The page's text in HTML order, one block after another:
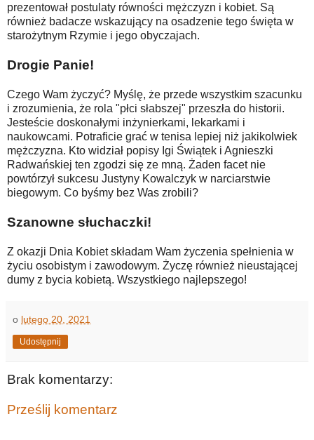
prezentował postulaty równości mężczyzn i kobiet. Są
również badacze wskazujący na osadzenie tego święta w
starożytnym Rzymie i jego obyczajach.
Drogie Panie!
Czego Wam życzyć? Myślę, że przede wszystkim szacunku
i zrozumienia, że rola "płci słabszej" przeszła do historii.
Jesteście doskonałymi inżynierkami, lekarkami i
naukowcami. Potraficie grać w tenisa lepiej niż jakikolwiek
mężczyzna. Kto widział popisy Igi Świątek i Agnieszki
Radwańskiej ten zgodzi się ze mną. Żaden facet nie
powtórzył sukcesu Justyny Kowalczyk w narciarstwie
biegowym. Co byśmy bez Was zrobili?
Szanowne słuchaczki!
Z okazji Dnia Kobiet składam Wam życzenia spełnienia w
życiu osobistym i zawodowym. Życzę również nieustającej
dumy z bycia kobietą. Wszystkiego najlepszego!
o lutego 20, 2021
Udostępnij
Brak komentarzy:
Prześlij komentarz